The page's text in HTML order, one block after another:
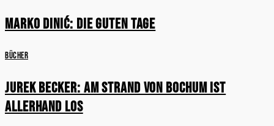
Marko Dinić: Die guten Tage
Bücher
Jurek Becker: Am Strand von Bochum ist
allerhand los